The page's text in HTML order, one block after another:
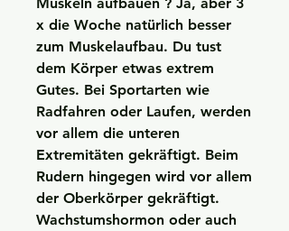
x die Woche natürlich besser
zum Muskelaufbau. Du tust
dem Körper etwas extrem
Gutes. Bei Sportarten wie
Radfahren oder Laufen, werden
vor allem die unteren
Extremitäten gekräftigt. Beim
Rudern hingegen wird vor allem
der Oberkörper gekräftigt.
Wachstumshormon oder auch